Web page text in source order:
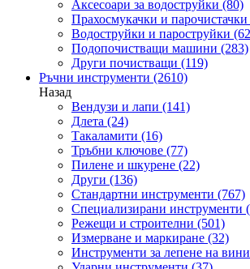
Аксесоари за водоструйки (80)
Прахосмукачки и парочистачки
Водоструйки и пароструйки
Подопочистващи машини (283)
Други почистващи (119)
Ръчни инструменти (2610)
Назад
Вендузи и лапи (141)
Длета (24)
Такаламити (16)
Тръбни ключове (77)
Пилене и шкурене (22)
Други (136)
Стандартни инструменти (767)
Специализирани инструменти
Режещи и строителни (501)
Измерване и маркиране (32)
Инструменти за лепене на